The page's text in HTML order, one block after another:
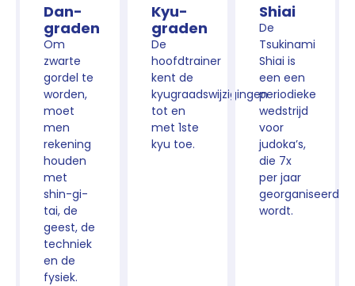
Dan-
graden
Om
zwarte
gordel te
worden,
moet
men
rekening
houden
met
shin-gi-
tai, de
geest, de
techniek
en de
fysiek.
Kyu-
graden
De
hoofdtrainer
kent de
kyugraadswijzigingen
tot en
met 1ste
kyu toe.
Shiai
De
Tsukinami
Shiai is
een een
periodieke
wedstrijd
voor
judoka’s,
die 7x
per jaar
georganiseerd
wordt.